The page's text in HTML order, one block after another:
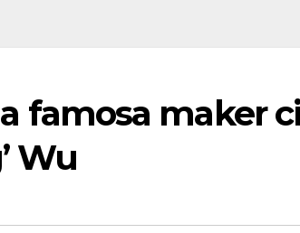
famosa maker
Wu